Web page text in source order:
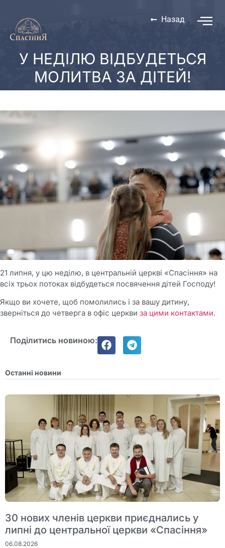
Назад
У НЕДІЛЮ ВІДБУДЕТЬСЯ
МОЛИТВА ЗА ДІТЕЙ!
21 липня, у цю неділю, в центральній церкві «Спасіння» на
всіх трьох потоках відбудеться посвячення дітей Господу!
Якщо ви хочете, щоб помолились і за вашу дитину,
зверніться до четверга в офіс церкви за цими контактами.
Поділитись новиною:
Останні новини
30 нових членів церкви приєднались у
липні до центральної церкви «Спасіння»
06.08.2026